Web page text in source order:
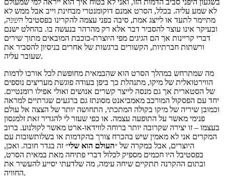
בשגעון היפני סביב הדמות הזו, ואני לא בטוח איך הוא ייראה למי שמעולם
לא שמע עליה. בכלל, הסרט אמנם דוקומנטרי מבחינת וייב אבל ממש לא
מתיימר לתעד או לייצג אמת, סיבה בפני עצמה להקרינו בפסטיבל השנה,
ובעיקר אינו עוצר להסביר דבר אלא רק מהרהר בנעשה בו. בהחלט ישנם
דברי קריינות אך הם הגיגים מפי היוצרת-כוכבת המובאים מתוך שירים
ורשתות חברתיות, הקשורים ברגשות של אחרים בניסיון להסביר את
שעובר עליה.
מה שמתרחש במהלך הסרט הוא שהבמאית מחופשת לכל אורכו לדמות
הווירטואלית של מיקו, מתנהלת כך ביפן בעודה פוגשת מעריצים נוספים
של הסטארית אך גם מנסה לייצר קשרים אנושים ואולי אפילו רומנטיים.
יחד עם הפסקול המורכב מאמביאנט מסונתז גם ברגעים שגרתיים למראה
וכמובן שיריה של מיקו בקולה המתכתי, התחושה יותר של הצצה אל עולם
פנימי מאשר על התופעה עצמה. או כפי שעזר לי להגדיר זאת זלמנסון
בעצמו – זו יצירה שקרובה יותר ברוחה לווידאו-ארט מאשר לקולנוע. ברוב
המקרים אני לא מאמין שיש בהכרח צורך בהקדמות או בשלותשובות עם
היוצרים, אבל במקרה של ״העולם הוא שלי״ זה בגדר חובה. ואכן,
בפסטיבל היו חכמים מספיק לכלול דברי פתיחה מאת במאית הסרט,
ובתום ההקרנה תתקיים שיחה עימה, מה שלדעתי יסייע להעשיר את
החוויה.